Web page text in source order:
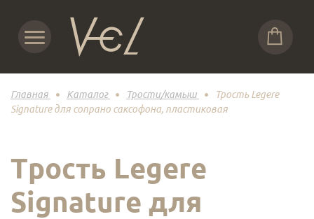
Главная Каталог Трости/камыш
Трость Legere
Signature для сопрано саксофона, пластиковая
Трость Legere
Signature для